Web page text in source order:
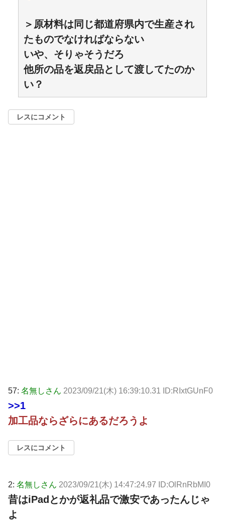
＞原材料は同じ都道府県内で生産され
たものでなければならない
いや、そりゃそうだろ
他所の品を返戻品として渡してたのか
い？
レスにコメント
57: 名無しさん 2023/09/21(木) 16:39:10.31 ID:RIxtGUnF0
>>1
加工品ならざらにあるだろうよ
レスにコメント
2: 名無しさん 2023/09/21(木) 14:47:24.97 ID:OlRnRbMI0
昔はiPadとかが返礼品で激安であったんじゃ
よ